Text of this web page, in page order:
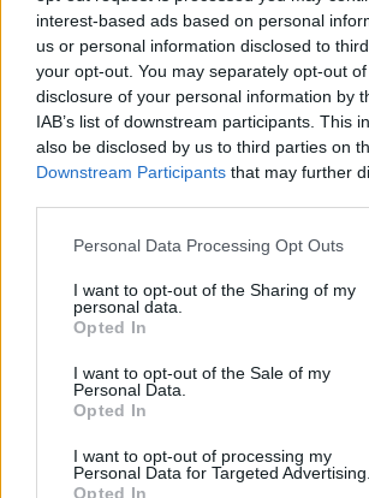
interest-based ads based on personal
us or personal information disclosed to
your opt-out. You may separately opt-out
disclosure of your personal information by
IAB’s list of downstream participants. This
also be disclosed by us to third parties on
Downstream Participants that may further
Personal Data Processing Opt Outs
I want to opt-out of the Sharing of my
personal data.
Opted In
I want to opt-out of the Sale of my
Personal Data.
Opted In
I want to opt-out of processing my
Personal Data for Targeted Advertising.
Opted In